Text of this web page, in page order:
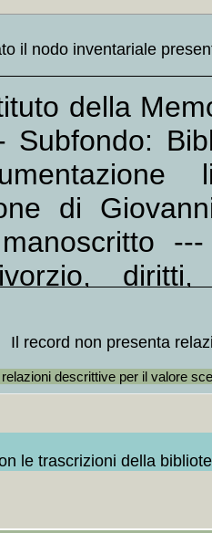
+
+ Un
+Il
Ghisi
+Ho
+
+
+
Merlin
+
+++
Lungo
+La
+++
il nodo inventariale
della
Subfondo:
di
diritti,
--- Unità
Il diritto
Il record non presenta
descrittive per il valore
le trascrizioni della